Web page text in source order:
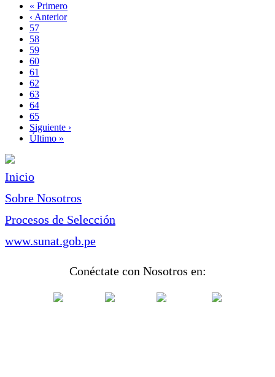
Paginación
Primera
página
« Primero
Página
anterior
‹ Anterior
Page
57
Page
58
Page
59
Page
60
Página
actual
61
Page
62
Page
63
Page
64
Page
65
Siguiente
página
Siguiente ›
Última
Último »
Inicio
Sobre Nosotros
Procesos de Selección
www.sunat.gob.pe
Conéctate con Nosotros en: